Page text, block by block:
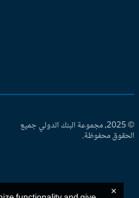
© 2025، مجموعة البنك الدولي جميع
محفوظة.